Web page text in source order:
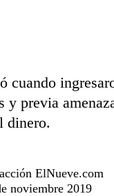
cuando
y previa
dinero.
ElNueve.com
noviembre 2019